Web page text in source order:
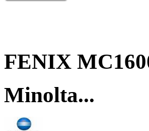
FENIX
Minolta...